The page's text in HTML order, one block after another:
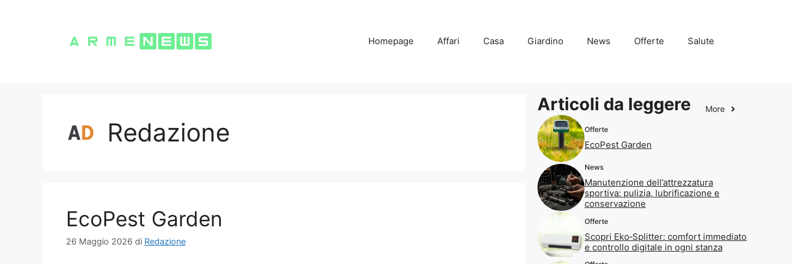
Homepage Affari Casa Giardino News Offerte Salute
Redazione
EcoPest Garden
26 Maggio 2026 di Redazione
Articoli da leggere More
Offerte
EcoPest Garden
News
Manutenzione dell’attrezzatura
sportiva: pulizia, lubrificazione e
conservazione
Offerte
Scopri Eko‑Splitter: comfort immediato
e controllo digitale in ogni stanza